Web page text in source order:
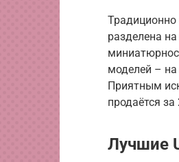
Традиционно
разделена
моделей –
Приятным
продаётся
Лучшие